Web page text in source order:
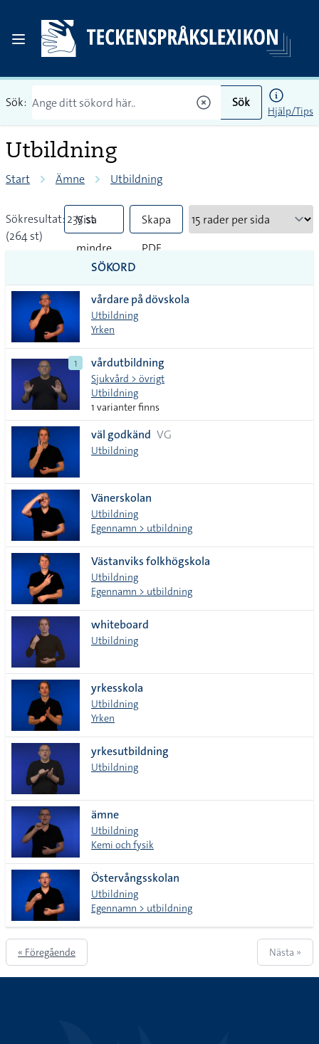
Sök: Sök
Hjälp/Tips
Utbildning
Start Ämne Utbildning
Sökresultat: 235 st
(264 st)
Visa
mindre
tecken
Skapa
PDF
SÖKORD
vårdare på dövskola
Utbildning
Yrken
1 vårdutbildning
Sjukvård > övrigt
Utbildning
1 varianter finns
väl godkänd VG
Utbildning
Vänerskolan
Utbildning
Egennamn > utbildning
Västanviks folkhögskola
Utbildning
Egennamn > utbildning
whiteboard
Utbildning
yrkesskola
Utbildning
Yrken
yrkesutbildning
Utbildning
ämne
Utbildning
Kemi och fysik
Östervångsskolan
Utbildning
Egennamn > utbildning
« Föregående Nästa »